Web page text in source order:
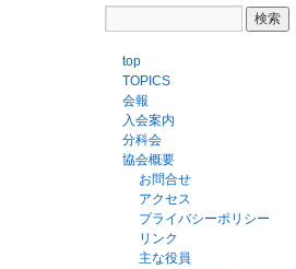
top
TOPICS
会報
入会案内
分科会
協会概要
お問合せ
アクセス
プライバシーポリシー
リンク
主な役員